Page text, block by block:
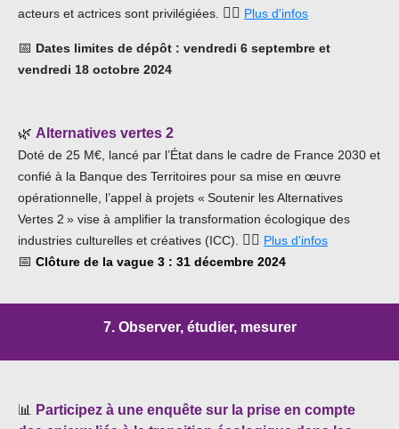
acteurs et actrices sont privilégiées.
👉🏿 Plus d'infos
📅 Dates limites de dépôt : vendredi 6 septembre et
vendredi 18 octobre 2024
🌿 Alternatives vertes 2
Doté de 25 M€, lancé par l’État dans le cadre de France 2030 et
confié à la Banque des Territoires pour sa mise en œuvre
opérationnelle, l’appel à projets « Soutenir les Alternatives
Vertes 2 » vise à amplifier la transformation écologique des
industries culturelles et créatives (ICC).
👉🏿 Plus d'infos
📅 Clôture de la vague 3 : 31 décembre 2024
7. Observer, étudier, mesurer
📊
Participez à une enquête sur la prise en compte